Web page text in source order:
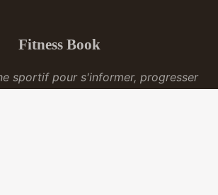
Fitness Book
sportif pour s'informer, progresser